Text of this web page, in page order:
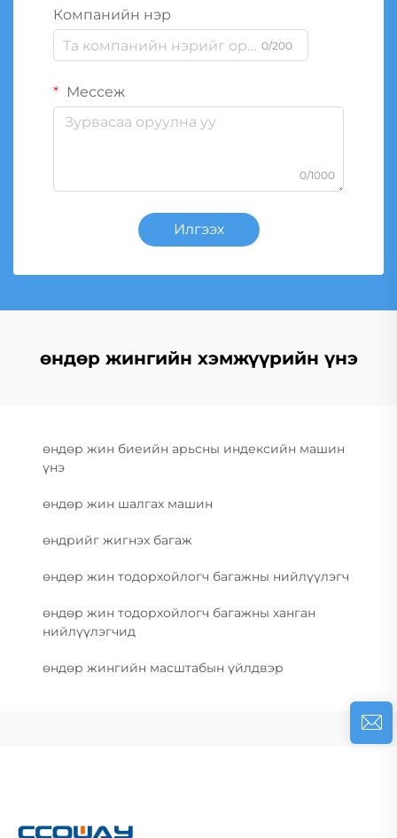
Компанийн нэр
0/200
Мессеж
0/1000
Илгээх
өндөр жингийн хэмжүүрийн үнэ
өндөр жин биеийн арьсны индексийн машин
үнэ
өндөр жин шалгах машин
өндрийг жигнэх багаж
өндөр жин тодорхойлогч багажны нийлүүлэгч
өндөр жин тодорхойлогч багажны ханган
нийлүүлэгчид
өндөр жингийн масштабын үйлдвэр